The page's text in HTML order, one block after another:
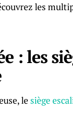
les
les
le siège